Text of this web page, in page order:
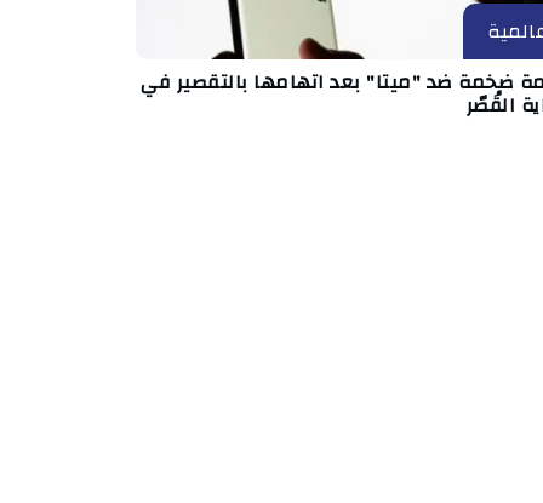
ضخمة ضد "ميتا" بعد اتهامها بالتقصير في
القُصّر